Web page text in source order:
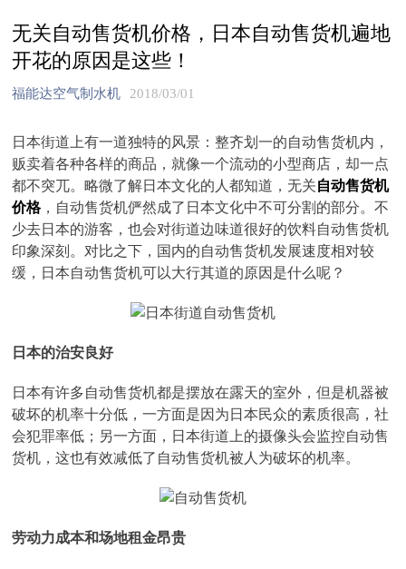
无关自动售货机价格，日本自动售货机遍地
开花的原因是这些！
福能达空气制水机 2018/03/01
日本街道上有一道独特的风景：整齐划一的自动售货机内，
贩卖着各种各样的商品，就像一个流动的小型商店，却一点
都不突兀。略微了解日本文化的人都知道，无关自动售货机
价格，自动售货机俨然成了日本文化中不可分割的部分。不
少去日本的游客，也会对街道边味道很好的饮料自动售货机
印象深刻。对比之下，国内的自动售货机发展速度相对较
缓，日本自动售货机可以大行其道的原因是什么呢？
日本的治安良好
日本有许多自动售货机都是摆放在露天的室外，但是机器被
破坏的机率十分低，一方面是因为日本民众的素质很高，社
会犯罪率低；另一方面，日本街道上的摄像头会监控自动售
货机，这也有效减低了自动售货机被人为破坏的机率。
劳动力成本和场地租金昂贵